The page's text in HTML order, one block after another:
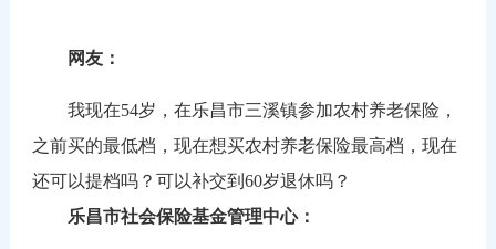
网友：
我现在54岁，在乐昌市三溪镇参加农村养老保险，
之前买的最低档，现在想买农村养老保险最高档，现在
还可以提档吗？可以补交到60岁退休吗？
乐昌市社会保险基金管理中心：